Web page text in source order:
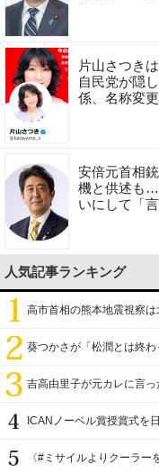
片山さつき
自民党が隠
係、名称変
安倍元首相
機と供述も…
いにして「
人気記事ランキング
高市首相の熊本地震視察は
葵つかさが「松潤とは終わ
吉高由里子が元カレに言っ
ICANノーベル賞授賞式を
〈#ミサイルよりクーラ